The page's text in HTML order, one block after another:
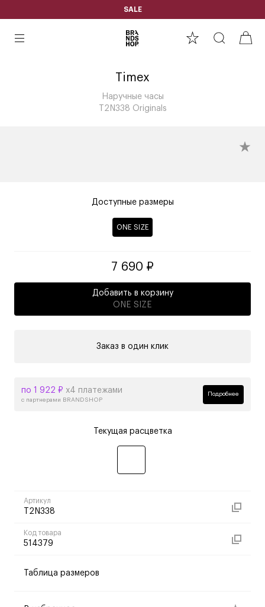
SALE
Timex
Наручные часы
T2N338 Originals
Доступные размеры
ONE SIZE
7 690 ₽
Добавить в корзину
ONE SIZE
Заказ в один клик
по 1 922 ₽ х4 платежами
с партнерами BRANDSHOP
Подробнее
Текущая расцветка
Артикул
T2N338
Код товара
514379
Таблица размеров